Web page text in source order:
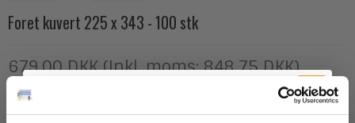
Foret kuvert 225 x 343 - 100 stk
679,00 DKK (Inkl. moms: 848,75 DKK)